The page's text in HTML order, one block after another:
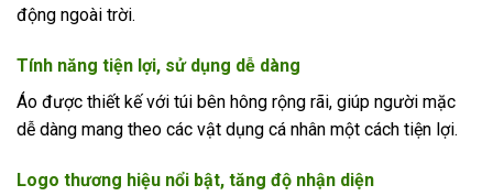
động ngoài trời.
Tính năng tiện lợi, sử dụng dễ dàng
Áo được thiết kế với túi bên hông rộng rãi, giúp người mặc
dễ dàng mang theo các vật dụng cá nhân một cách tiện lợi.
Logo thương hiệu nổi bật, tăng độ nhận diện